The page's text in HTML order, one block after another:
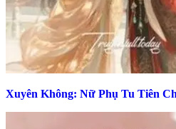
Xuyên Không: Nữ Phụ Tu Tiên